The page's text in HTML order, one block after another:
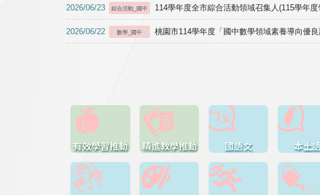
2026/06/23 綜合活動_國中 114學年度全市綜合活動領域召集人(115學年
2026/06/22 數學_國中 桃園市114學年度「國中數學領域素養導向優
有效學習推動 精進教學推動 國語文 本土